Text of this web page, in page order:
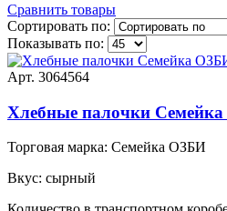
Сравнить товары
Сортировать по:
Показывать по:
Арт. 3064564
Хлебные палочки
Торговая марка: Семейка ОЗБИ
Вкус: сырный